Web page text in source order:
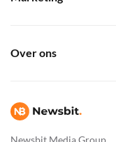
Newsbit Media Group
Over ons